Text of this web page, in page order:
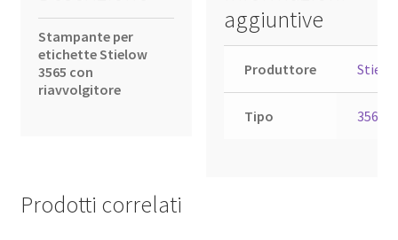
Stampante per
etichette Stielow
3565 con
riavvolgitore
aggiuntive
Produttore
Tipo 3565
Prodotti correlati